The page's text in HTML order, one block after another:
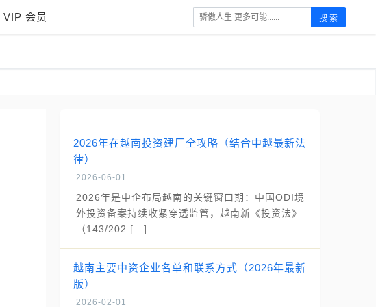
VIP 会员 搜 索
2026年在越南投资建厂全攻略（结合中越最新法
律）
2026-06-01
2026年是中企布局越南的关键窗口期：中国ODI境
外投资备案持续收紧穿透监管，越南新《投资法》
（143/202 […]
越南主要中资企业名单和联系方式（2026年最新
版）
2026-02-01